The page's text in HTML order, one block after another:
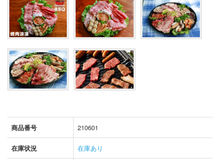
商品番号 210601
在庫状況 在庫あり